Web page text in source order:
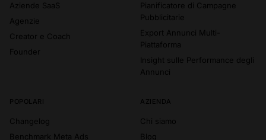
Aziende SaaS
Agenzie
Creator e Coach
Founder
Pianificatore di Campagne
Pubblicitarie
Export Annunci Multi-
Piattaforma
Insight sulle Performance degli
Annunci
POPOLARI
Changelog
Benchmark Meta Ads
AZIENDA
Chi siamo
Blog